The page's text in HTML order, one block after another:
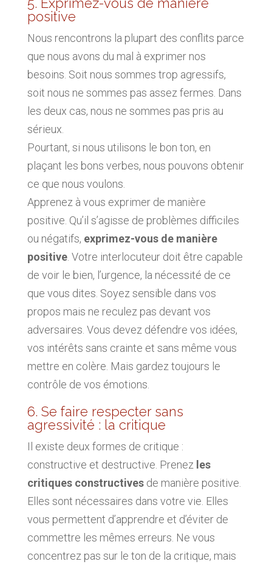
5. Exprimez-vous de manière
positive
Nous rencontrons la plupart des conflits parce
que nous avons du mal à exprimer nos
besoins. Soit nous sommes trop agressifs,
soit nous ne sommes pas assez fermes. Dans
les deux cas, nous ne sommes pas pris au
sérieux.
Pourtant, si nous utilisons le bon ton, en
plaçant les bons verbes, nous pouvons obtenir
ce que nous voulons.
Apprenez à vous exprimer de manière
positive. Qu’il s’agisse de problèmes difficiles
ou négatifs, exprimez-vous de manière
positive. Votre interlocuteur doit être capable
de voir le bien, l’urgence, la nécessité de ce
que vous dites. Soyez sensible dans vos
propos mais ne reculez pas devant vos
adversaires. Vous devez défendre vos idées,
vos intérêts sans crainte et sans même vous
mettre en colère. Mais gardez toujours le
contrôle de vos émotions.
6. Se faire respecter sans
agressivité : la critique
Il existe deux formes de critique :
constructive et destructive. Prenez les
critiques constructivesde manière positive.
Elles sont nécessaires dans votre vie. Elles
vous permettent d’apprendre et d’éviter de
commettre les mêmes erreurs. Ne vous
concentrez pas sur le ton de la critique, mais